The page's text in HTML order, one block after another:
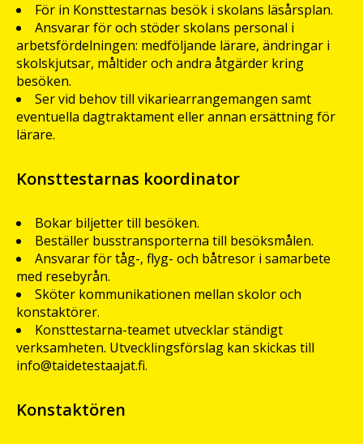
För in Konsttestarnas besök i skolans läsårsplan.
Ansvarar för och stöder skolans personal i
arbetsfördelningen: medföljande lärare, ändringar i
skolskjutsar, måltider och andra åtgärder kring
besöken.
Ser vid behov till vikariearrangemangen samt
eventuella dagtraktament eller annan ersättning för
lärare.
Konsttestarnas koordinator
Bokar biljetter till besöken.
Beställer busstransporterna till besöksmålen.
Ansvarar för tåg-, flyg- och båtresor i samarbete
med resebyrån.
Sköter kommunikationen mellan skolor och
konstaktörer.
Konsttestarna-teamet utvecklar ständigt
verksamheten. Utvecklingsförslag kan skickas till
info@taidetestaajat.fi.
Konstaktören